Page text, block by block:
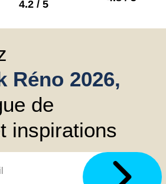
4.2 / 5
Réno 2026,
de
inspirations